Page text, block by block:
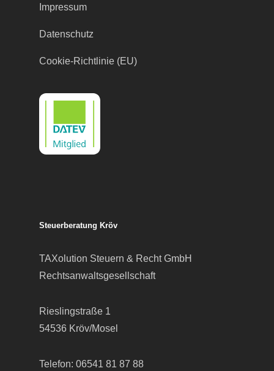
Impressum
Datenschutz
Cookie-Richtlinie (EU)
Steuerberatung Kröv
TAXolution Steuern & Recht GmbH
Rechtsanwaltsgesellschaft
Rieslingstraße 1
54536 Kröv/Mosel
Telefon: 06541 81 87 88